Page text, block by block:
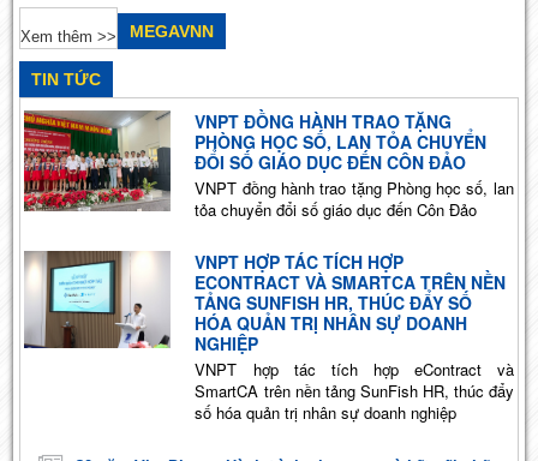
MEGAVNN
Xem thêm >>
TIN TỨC
VNPT ĐỒNG HÀNH TRAO TẶNG
PHÒNG HỌC SỐ, LAN TỎA CHUYỂN
ĐỔI SỐ GIÁO DỤC ĐẾN CÔN ĐẢO
VNPT đồng hành trao tặng Phòng học số, lan
tỏa chuyển đổi số giáo dục đến Côn Đảo
VNPT HỢP TÁC TÍCH HỢP
ECONTRACT VÀ SMARTCA TRÊN NỀN
TẢNG SUNFISH HR, THÚC ĐẨY SỐ
HÓA QUẢN TRỊ NHÂN SỰ DOANH
NGHIỆP
VNPT hợp tác tích hợp eContract và
SmartCA trên nền tảng SunFish HR, thúc đẩy
số hóa quản trị nhân sự doanh nghiệp